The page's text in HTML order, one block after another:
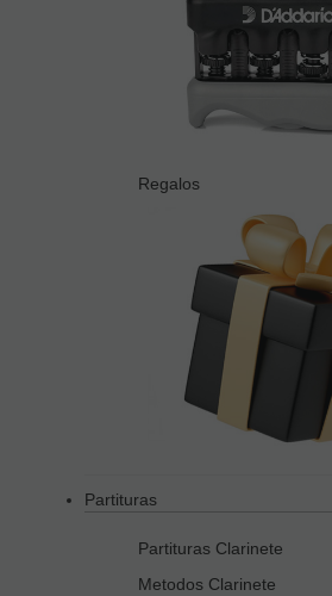
Regalos
Partituras
Partituras Clarinete
Metodos Clarinete